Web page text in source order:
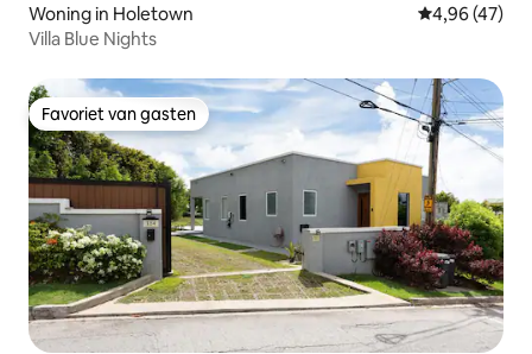
Woning in Holetown Gemiddelde
4,96 (47)
Villa Blue Nights
Favoriet van gasten
Favoriet van gasten